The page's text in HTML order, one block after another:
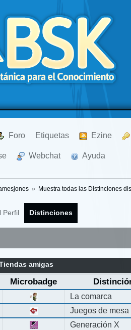
Foro Etiquetas Ezine
Webchat Ayuda
» Muestra todas las Distinciones
Perfil Distinciones
amigas
Microbadge
La comarca
Juegos de mesa
Generación X